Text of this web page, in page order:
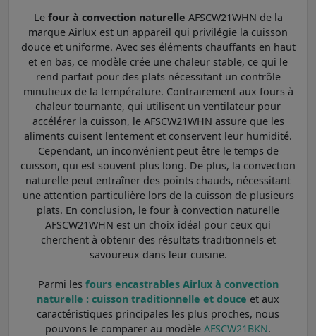
Le four à convection naturelle AFSCW21WHN de la
marque Airlux est un appareil qui privilégie la cuisson
douce et uniforme. Avec ses éléments chauffants en haut
et en bas, ce modèle crée une chaleur stable, ce qui le
rend parfait pour des plats nécessitant un contrôle
minutieux de la température. Contrairement aux fours à
chaleur tournante, qui utilisent un ventilateur pour
accélérer la cuisson, le AFSCW21WHN assure que les
aliments cuisent lentement et conservent leur humidité.
Cependant, un inconvénient peut être le temps de
cuisson, qui est souvent plus long. De plus, la convection
naturelle peut entraîner des points chauds, nécessitant
une attention particulière lors de la cuisson de plusieurs
plats. En conclusion, le four à convection naturelle
AFSCW21WHN est un choix idéal pour ceux qui
cherchent à obtenir des résultats traditionnels et
savoureux dans leur cuisine.
Parmi les fours encastrables Airlux à convection
naturelle : cuisson traditionnelle et douce et aux
caractéristiques principales les plus proches, nous
pouvons le comparer au modèle AFSCW21BKN.